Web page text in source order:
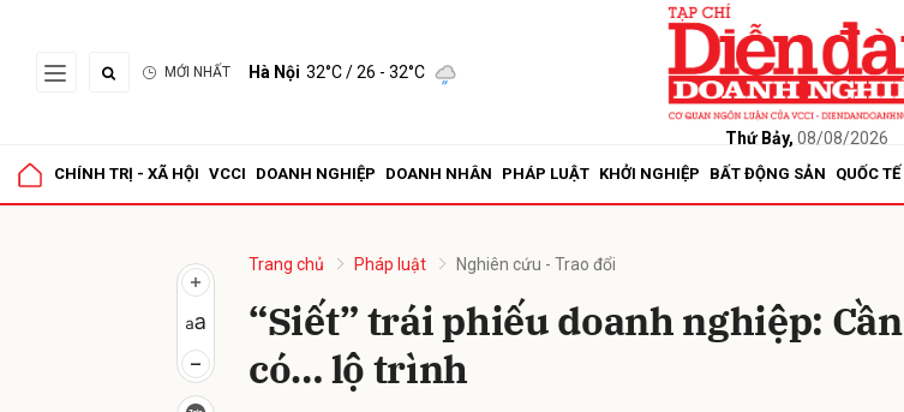
MỚI NHẤT Hà Nội 32°C/ 26 - 32°C
Thứ Bảy, 08/08/2026
CHÍNH TRỊ - XÃ HỘI VCCI DOANH NGHIỆP DOANH NHÂN PHÁP LUẬT KHỞI NGHIỆP BẤT ĐỘNG SẢN QUỐC TẾ
Trang chủ Pháp luật Nghiên cứu - Trao đổi
“Siết” trái phiếu doanh nghiệp: Cần
có… lộ trình